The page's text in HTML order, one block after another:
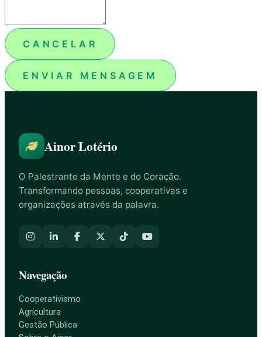
CANCELAR
ENVIAR MENSAGEM
Ainor Lotério
O Palestrante da Mente e do Coração.
Transformando pessoas, cooperativas e
organizações através da palavra.
Navegação
Cooperativismo
Agricultura
Gestão Pública